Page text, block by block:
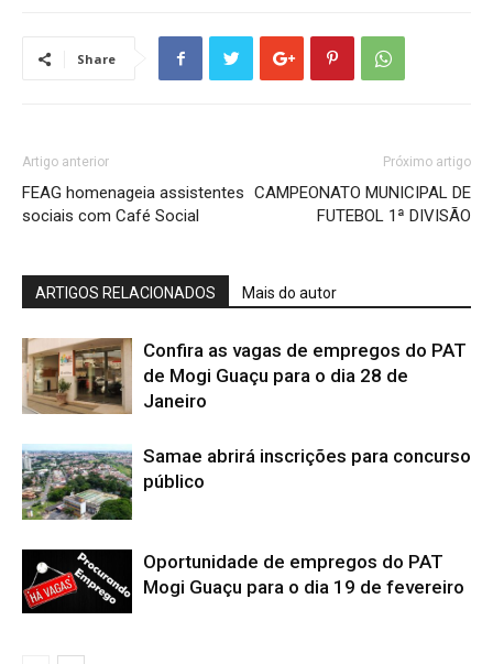
Share
Artigo anterior
FEAG homenageia assistentes
sociais com Café Social
Próximo artigo
CAMPEONATO MUNICIPAL DE
FUTEBOL 1ª DIVISÃO
ARTIGOS RELACIONADOS Mais do autor
Confira as vagas de empregos do PAT
de Mogi Guaçu para o dia 28 de
Janeiro
Samae abrirá inscrições para concurso
público
Oportunidade de empregos do PAT
Mogi Guaçu para o dia 19 de fevereiro